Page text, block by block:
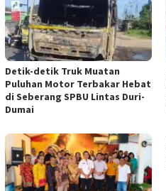
Detik-detik Truk Muatan
Puluhan Motor Terbakar Hebat
di Seberang SPBU Lintas Duri-
Dumai